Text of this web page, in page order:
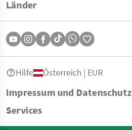
Länder
Impressum und Datenschutz
Services
Hilfe Österreich | EUR